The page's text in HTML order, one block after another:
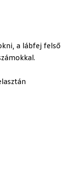
a lábfej felső